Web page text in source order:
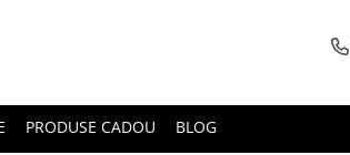
PRODUSE CADOU BLOG